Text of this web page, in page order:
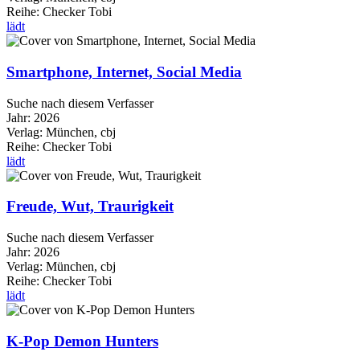
Reihe: Checker Tobi
lädt
Smartphone, Internet, Social Media
Suche nach diesem Verfasser
Jahr: 2026
Verlag: München, cbj
Reihe: Checker Tobi
lädt
Freude, Wut, Traurigkeit
Suche nach diesem Verfasser
Jahr: 2026
Verlag: München, cbj
Reihe: Checker Tobi
lädt
K-Pop Demon Hunters